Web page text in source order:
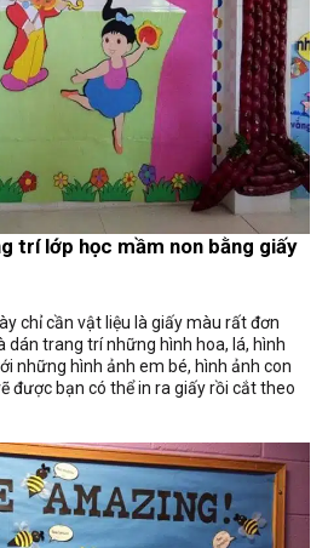
trí lớp học mầm non bằng giấy
chỉ cần vật liệu là giấy màu rất đơn
dán trang trí những hình hoa, lá, hình
những hình ảnh em bé, hình ảnh con
được bạn có thể in ra giấy rồi cắt theo